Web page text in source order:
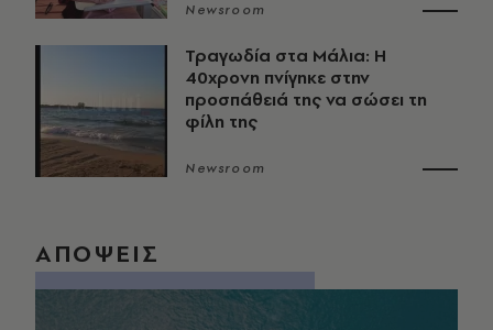
Newsroom
Τραγωδία στα Μάλια: Η
40χρονη πνίγηκε στην
προσπάθειά της να σώσει τη
φίλη της
Newsroom
ΑΠΟΨΕΙΣ